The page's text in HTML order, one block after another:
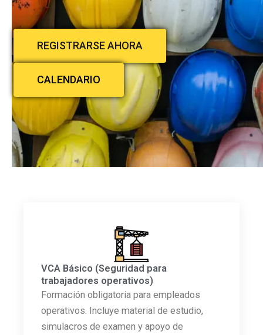
REGISTRARSE AHORA
CALENDARIO
VCA Básico (Seguridad para
trabajadores operativos)
Formación obligatoria para empleados
operativos. Incluye material de estudio,
simulacros de examen y apoyo de